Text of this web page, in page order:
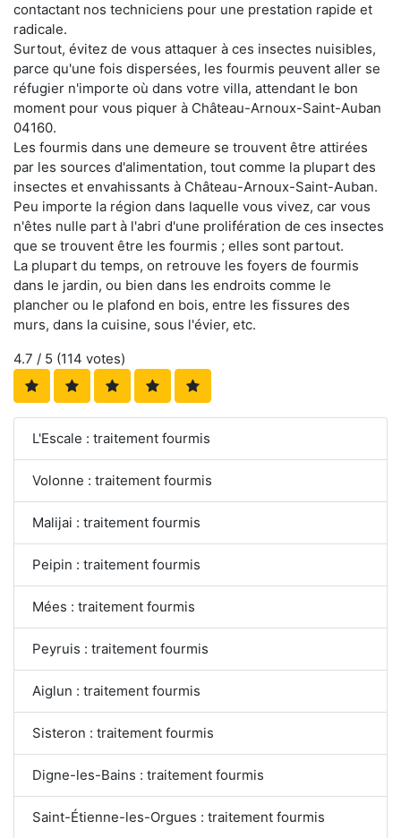
contactant nos techniciens pour une prestation rapide et
radicale.
Surtout, évitez de vous attaquer à ces insectes nuisibles,
parce qu'une fois dispersées, les fourmis peuvent aller se
réfugier n'importe où dans votre villa, attendant le bon
moment pour vous piquer à Château-Arnoux-Saint-Auban
04160.
Les fourmis dans une demeure se trouvent être attirées
par les sources d'alimentation, tout comme la plupart des
insectes et envahissants à Château-Arnoux-Saint-Auban.
Peu importe la région dans laquelle vous vivez, car vous
n'êtes nulle part à l'abri d'une prolifération de ces insectes
que se trouvent être les fourmis ; elles sont partout.
La plupart du temps, on retrouve les foyers de fourmis
dans le jardin, ou bien dans les endroits comme le
plancher ou le plafond en bois, entre les fissures des
murs, dans la cuisine, sous l'évier, etc.
4.7 / 5 (114 votes)
L'Escale : traitement fourmis
Volonne : traitement fourmis
Malijai : traitement fourmis
Peipin : traitement fourmis
Mées : traitement fourmis
Peyruis : traitement fourmis
Aiglun : traitement fourmis
Sisteron : traitement fourmis
Digne-les-Bains : traitement fourmis
Saint-Étienne-les-Orgues : traitement fourmis